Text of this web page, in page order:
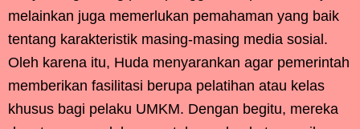
melainkan juga memerlukan pemahaman yang baik
tentang karakteristik masing-masing media sosial.
Oleh karena itu, Huda menyarankan agar pemerintah
memberikan fasilitasi berupa pelatihan atau kelas
khusus bagi pelaku UMKM. Dengan begitu, mereka